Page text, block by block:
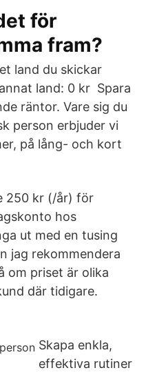
för
fram?
land du skickar
land: 0 kr Spara
räntor. Vare sig du
person erbjuder vi
på lång- och kort
250 kr (/år) för
hos
ut med en tusing
jag rekommendera
om priset är olika
där tidigare.
Skapa enkla,
effektiva rutiner